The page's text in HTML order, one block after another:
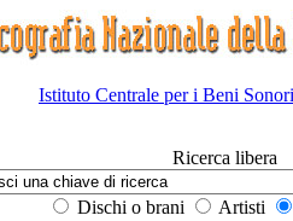
Istituto Centrale per i Beni
Ricerca libera
Dischi o brani Artisti